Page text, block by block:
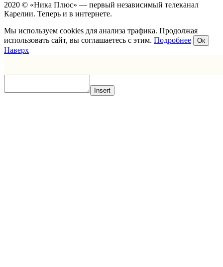
2020 © «Ника Плюс» — первый независимый телеканал
Карелии. Теперь и в интернете.
Мы используем cookies для анализа трафика. Продолжая
использовать сайт, вы соглашаетесь с этим. Подробнее Ок
Наверх
Insert